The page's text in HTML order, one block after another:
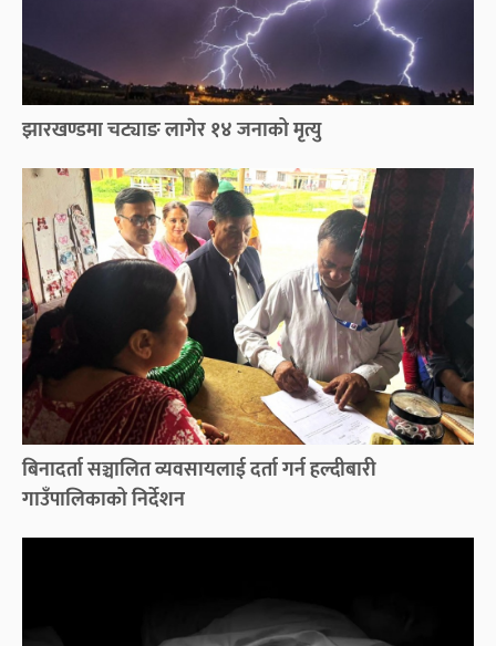
झारखण्डमा चट्याङ लागेर १४ जनाको मृत्यु
बिनादर्ता सञ्चालित व्यवसायलाई दर्ता गर्न हल्दीबारी
गाउँपालिकाको निर्देशन